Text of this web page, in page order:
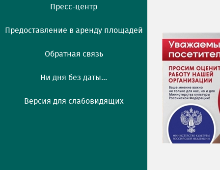
Пресс-центр
Предоставление в аренду площадей
Обратная связь
Ни дня без даты...
Версия для слабовидящих